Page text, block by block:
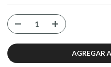
AGREGAR